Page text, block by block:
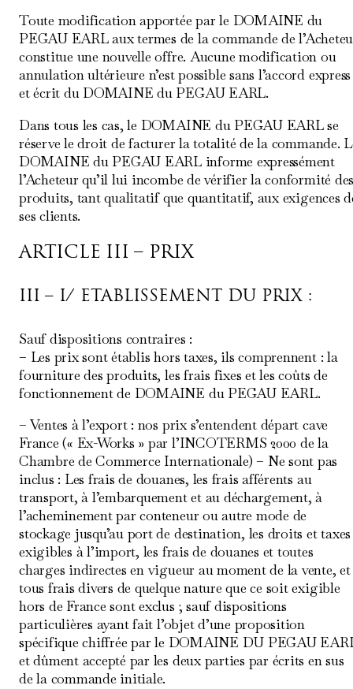
Toute modification apportée par le DOMAINE du
PEGAU EARL aux termes de la commande de
constitue une nouvelle offre. Aucune modification ou
annulation ultérieure n’est possible sans l’accord express
et écrit du DOMAINE du PEGAU EARL.
Dans tous les cas, le DOMAINE du PEGAU EARL se
réserve le droit de facturer la totalité de la commande.
DOMAINE du PEGAU EARL informe expressément
l’Acheteur qu’il lui incombe de vérifier la conformité
produits, tant qualitatif que quantitatif, aux exigences
ses clients.
ARTICLE III – PRIX
III – I/ ETABLISSEMENT DU PRIX :
Sauf dispositions contraires :
– Les prix sont établis hors taxes, ils comprennent : la
fourniture des produits, les frais fixes et les coûts de
fonctionnement de DOMAINE du PEGAU EARL.
– Ventes à l’export : nos prix s’entendent départ cave
France (« Ex-Works » par l’INCOTERMS 2000 de la
Chambre de Commerce Internationale) – Ne sont pas
inclus : Les frais de douanes, les frais afférents au
transport, à l’embarquement et au déchargement, à
l’acheminement par conteneur ou autre mode de
stockage jusqu’au port de destination, les droits et taxes
exigibles à l’import, les frais de douanes et toutes
charges indirectes en vigueur au moment de la vente, et
tous frais divers de quelque nature que ce soit exigible
hors de France sont exclus ; sauf dispositions
particulières ayant fait l’objet d’une proposition
spécifique chiffrée par le DOMAINE DU PEGAU
et dûment accepté par les deux parties par écrits en sus
de la commande initiale.